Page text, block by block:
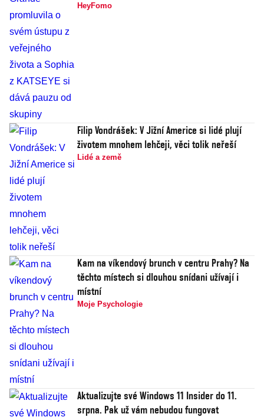
HeyFomo
Filip Vondrášek: V Jižní Americe si lidé plují
životem mnohem lehčeji, věci tolik neřeší
Lidé a země
Kam na víkendový brunch v centru Prahy? Na
těchto místech si dlouhou snídani užívají i
místní
Moje Psychologie
Aktualizujte své Windows 11 Insider do 11.
srpna. Pak už vám nebudou fungovat